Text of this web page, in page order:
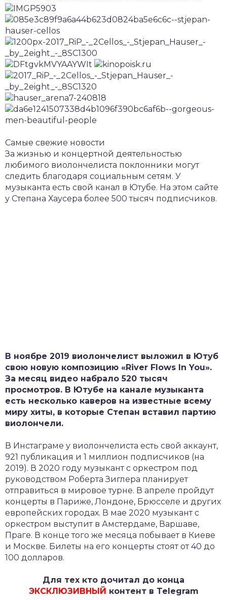
Самые свежие новости
За жизнью и концертной деятельностью
любимого виолончелиста поклонники могут
следить благодаря социальным сетям. У
музыканта есть свой канал в Ютубе. На этом сайте
у Степана Хаусера более 500 тысяч подписчиков.
В ноябре 2019 виолончелист выложил в Ютуб
свою новую композицию «River Flows In You».
За месяц видео набрало 520 тысяч
просмотров. В Ютубе на канале музыканта
есть несколько каверов на известные всему
миру хиты, в которые Степан вставил партию
виолончели.
В Инстаграме у виолончелиста есть свой аккаунт,
921 публикация и 1 миллион подписчиков (на
2019). В 2020 году музыкант с оркестром под
руководством Роберта Зиглера планирует
отправиться в мировое турне. В апреле пройдут
концерты в Париже, Лондоне, Брюсселе и других
европейских городах. В мае 2020 музыкант с
оркестром выступит в Амстердаме, Варшаве,
Праге. В конце того же месяца побывает в Киеве
и Москве. Билеты на его концерты стоят от 40 до
100 долларов.
Для тех кто дочитал до конца
ЭКСКЛЮЗИВНЫЙ контент в Telegram